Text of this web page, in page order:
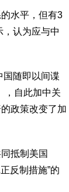
水平，但有3
认为应与中
国随即以间谍
，自此加中关
政策改变了加
抵制美国
反制措施”的